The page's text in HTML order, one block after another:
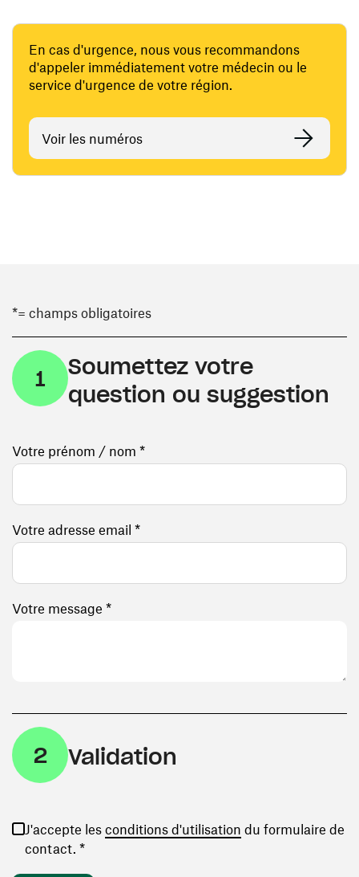
En cas d'urgence, nous vous recommandons
d'appeler immédiatement votre médecin ou le
service d'urgence de votre région.
Voir les numéros
*= champs obligatoires
1
Soumettez votre
question ou suggestion
Votre prénom / nom *
Votre adresse email *
Votre message *
2 Validation
J'accepte les conditions d'utilisation (ouvre une
du formulaire de
contact. *